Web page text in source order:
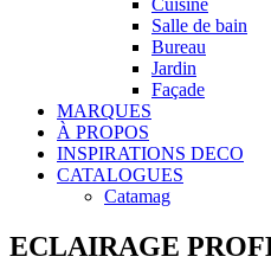
Salle de bain
Bureau
Jardin
Façade
MARQUES
À PROPOS
INSPIRATIONS DECO
CATALOGUES
Catamag
ECLAIRAGE